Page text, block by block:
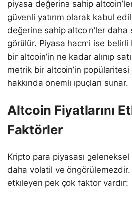
piyasa değerine sahip
güvenli yatırım olarak kabul
değerine sahip altcoin’ler
görülür. Piyasa hacmi ise
bir altcoin’in ne kadar alınıp
metrik bir altcoin’in popülaritesi
hakkında önemli ipuçları sunar.
Altcoin Fiyatlarını
Faktörler
Kripto para piyasası geleneksel
daha volatil ve öngörülemezdir.
etkileyen pek çok faktör vardır: